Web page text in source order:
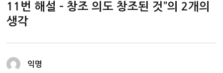
11번 해설 – 창조 의도 창조된 것”의 2개의
생각
익명